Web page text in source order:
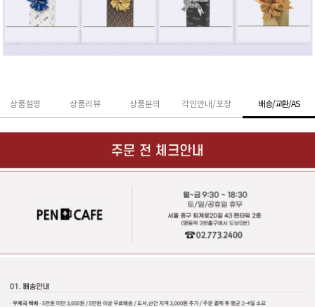
상품설명 상품리뷰 상품문의 각인안내/포장 배송/교환/AS